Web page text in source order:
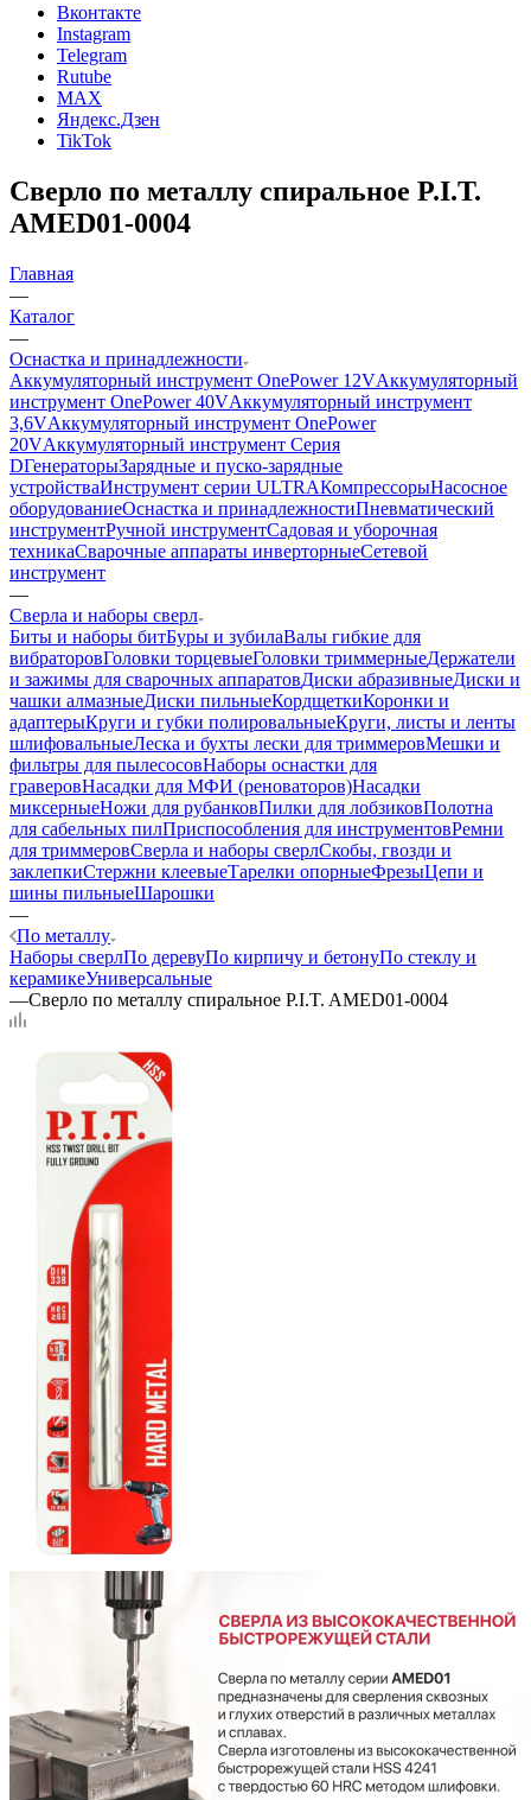
Вконтакте
Instagram
Telegram
Rutube
MAX
Яндекс.Дзен
TikTok
Сверло по металлу спиральное P.I.T.
AMED01-0004
Главная
—
Каталог
—
Оснастка и принадлежности
Аккумуляторный инструмент OnePower 12VАккумуляторный
инструмент OnePower 40VАккумуляторный инструмент
3,6VАккумуляторный инструмент OnePower
20VАккумуляторный инструмент Серия
DГенераторыЗарядные и пуско-зарядные
устройстваИнструмент серии ULTRAКомпрессорыНасосное
оборудованиеОснастка и принадлежностиПневматический
инструментРучной инструментСадовая и уборочная
техникаСварочные аппараты инверторныеСетевой
инструмент
—
Сверла и наборы сверл
Биты и наборы битБуры и зубилаВалы гибкие для
вибраторовГоловки торцевыеГоловки триммерныеДержатели
и зажимы для сварочных аппаратовДиски абразивныеДиски и
чашки алмазныеДиски пильныеКордщеткиКоронки и
адаптерыКруги и губки полировальныеКруги, листы и ленты
шлифовальныеЛеска и бухты лески для триммеровМешки и
фильтры для пылесосовНаборы оснастки для
граверовНасадки для МФИ (реноваторов)Насадки
миксерныеНожи для рубанковПилки для лобзиковПолотна
для сабельных пилПриспособления для инструментовРемни
для триммеровСверла и наборы сверлСкобы, гвозди и
заклепкиСтержни клеевыеТарелки опорныеФрезыЦепи и
шины пильныеШарошки
—
По металлу
Наборы сверлПо деревуПо кирпичу и бетонуПо стеклу и
керамикеУниверсальные
—Сверло по металлу спиральное P.I.T. AMED01-0004